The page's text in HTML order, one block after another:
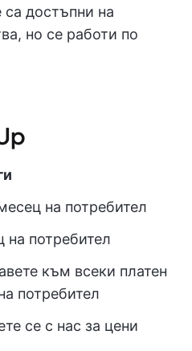
достъпни на
но се работи по
на потребител
на потребител
към всеки платен
потребител
се с нас за цени